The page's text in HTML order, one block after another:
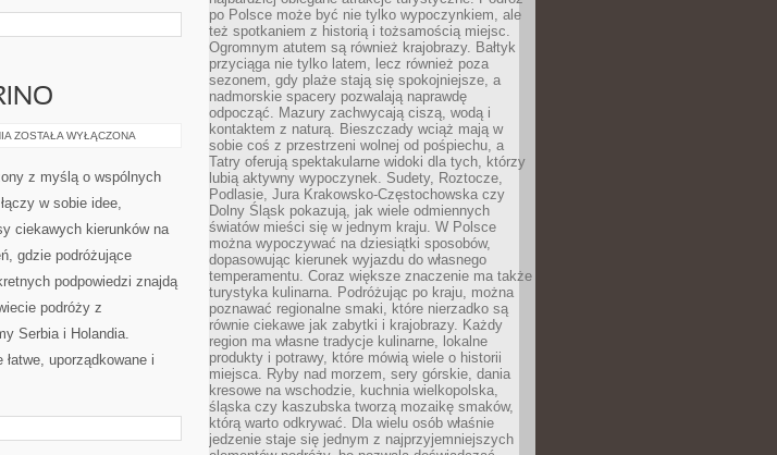
POMYSŁ
SAN
ZOSTAŁA WYŁĄCZONA
z myślą o wspólnych
w sobie idee,
ciekawych kierunków na
gdzie podróżujące
podpowiedzi znajdą
podróży z
Serbia i Holandia.
uporządkowane i
po Polsce może być nie tylko wypoczynkiem, ale
też spotkaniem z historią i tożsamością miejsc.
Ogromnym atutem są również krajobrazy. Bałtyk
przyciąga nie tylko latem, lecz również poza
sezonem, gdy plaże stają się spokojniejsze, a
nadmorskie spacery pozwalają naprawdę
odpocząć. Mazury zachwycają ciszą, wodą i
kontaktem z naturą. Bieszczady wciąż mają w
sobie coś z przestrzeni wolnej od pośpiechu, a
Tatry oferują spektakularne widoki dla tych, którzy
lubią aktywny wypoczynek. Sudety, Roztocze,
Podlasie, Jura Krakowsko-Częstochowska czy
Dolny Śląsk pokazują, jak wiele odmiennych
światów mieści się w jednym kraju. W Polsce
można wypoczywać na dziesiątki sposobów,
dopasowując kierunek wyjazdu do własnego
temperamentu. Coraz większe znaczenie ma także
turystyka kulinarna. Podróżując po kraju, można
poznawać regionalne smaki, które nierzadko są
równie ciekawe jak zabytki i krajobrazy. Każdy
region ma własne tradycje kulinarne, lokalne
produkty i potrawy, które mówią wiele o historii
miejsca. Ryby nad morzem, sery górskie, dania
kresowe na wschodzie, kuchnia wielkopolska,
śląska czy kaszubska tworzą mozaikę smaków,
którą warto odkrywać. Dla wielu osób właśnie
jedzenie staje się jednym z najprzyjemniejszych